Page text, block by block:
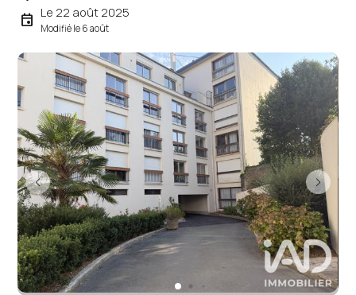
event Le 22 août 2025
Modifié le 6 août